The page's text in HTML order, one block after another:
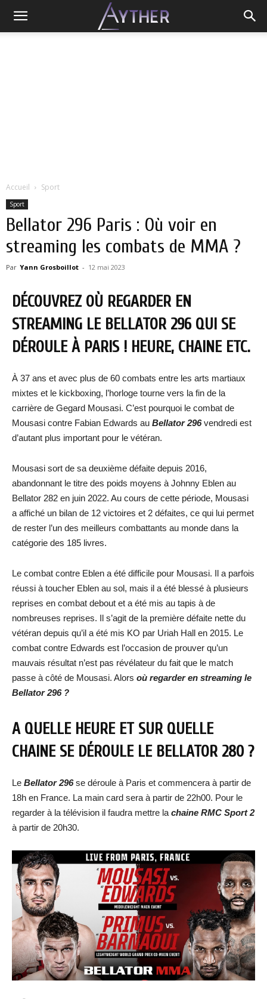
Accueil Sport
Sport
Bellator 296 Paris : Où voir en
streaming les combats de MMA ?
Par Yann Grosboillot - 12 mai 2023
DÉCOUVREZ OÙ REGARDER EN
STREAMING LE BELLATOR 296 QUI SE
DÉROULE À PARIS ! HEURE, CHAINE ETC.
À 37 ans et avec plus de 60 combats entre les arts martiaux
mixtes et le kickboxing, l’horloge tourne vers la fin de la
carrière de Gegard Mousasi. C’est pourquoi le combat de
Mousasi contre Fabian Edwards au Bellator 296vendredi est
d’autant plus important pour le vétéran.
Mousasi sort de sa deuxième défaite depuis 2016,
abandonnant le titre des poids moyens à Johnny Eblen au
Bellator 282 en juin 2022. Au cours de cette période, Mousasi
a affiché un bilan de 12 victoires et 2 défaites, ce qui lui permet
de rester l’un des meilleurs combattants au monde dans la
catégorie des 185 livres.
Le combat contre Eblen a été difficile pour Mousasi. Il a parfois
réussi à toucher Eblen au sol, mais il a été blessé à plusieurs
reprises en combat debout et a été mis au tapis à de
nombreuses reprises. Il s’agit de la première défaite nette du
vétéran depuis qu’il a été mis KO par Uriah Hall en 2015. Le
combat contre Edwards est l’occasion de prouver qu’un
mauvais résultat n’est pas révélateur du fait que le match
passe à côté de Mousasi. Alors où regarder en streaming le
Bellator 296 ?
A QUELLE HEURE ET SUR QUELLE
CHAINE SE DÉROULE LE BELLATOR 280 ?
Le Bellator 296se déroule à Paris et commencera à partir de
18h en France. La main card sera à partir de 22h00. Pour le
regarder à la télévision il faudra mettre la chaine RMC Sport 2
à partir de 20h30.